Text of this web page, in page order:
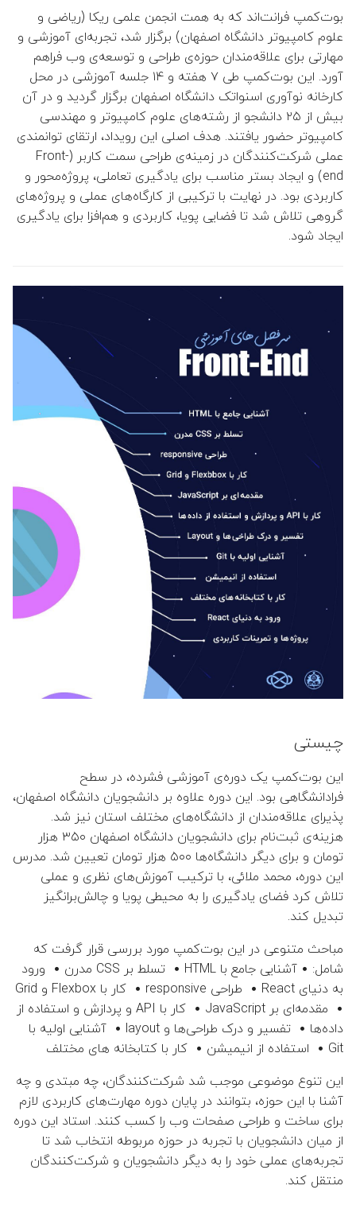
👤 فاطمه خسروی (معاون
👤 فرخنده السادات سجادی
(معاون پژوهشی و
تکمیلی)
👤 مجید فخار
👤 فهیمه طورانی فرانی
👤 هوشنگ طالبی حبیب
👤 حمیدرضا سلیمی مقدم
👤 ایرج کاظمی
👤 نصرا ایران پناه
👤 مجید اسدی
👤 محسن ملکی
👤 محمد محمدی
👤 مهدی توانگر
👤 ملیحه یوسف زاده
👤 علیرضا نصراصفهانی
👤 محمدرضا پوریای ولی
👤 سمیه اشرفی
👤 صغری نوبختیان
بوت‌کمپ فرانت‌اند که به همت انجمن علمی ریکا (ریاضی و
علوم کامپیوتر دانشگاه اصفهان) برگزار شد، تجربه‌ای آموزشی و
مهارتی برای علاقه‌مندان حوزه‌ی طراحی و توسعه‌ی وب فراهم
آورد. این بوت‌کمپ طی ۷ هفته و ۱۴ جلسه آموزشی در محل
کارخانه نوآوری اسنواتک دانشگاه اصفهان برگزار گردید و در آن
بیش از ۲۵ دانشجو از رشته‌های علوم کامپیوتر و مهندسی
کامپیوتر حضور یافتند. هدف اصلی این رویداد، ارتقای توانمندی
عملی شرکت‌کنندگان در زمینه‌ی طراحی سمت کاربر (Front-
end) و ایجاد بستر مناسب برای یادگیری تعاملی، پروژه‌محور و
کاربردی بود. در نهایت با ترکیبی از کارگاه‌های عملی و پروژه‌های
گروهی تلاش شد تا فضایی پویا، کاربردی و هم‌افزا برای یادگیری
ایجاد شود.
چیستی
این بوت‌کمپ یک دوره‌ی آموزشی فشرده، در سطح
فرادانشگاهی بود. این دوره علاوه بر دانشجویان دانشگاه اصفهان،
پذیرای علاقه‌مندان از دانشگاه‌های مختلف استان نیز شد.
هزینه‌ی ثبت‌نام برای دانشجویان دانشگاه اصفهان ۳۵۰ هزار
تومان و برای دیگر دانشگاه‌ها ۵۰۰ هزار تومان تعیین شد. مدرس
این دوره، محمد ملائی، با ترکیب آموزش‌های نظری و عملی
تلاش کرد فضای یادگیری را به محیطی پویا و چالش‌برانگیز
تبدیل کند.
مباحث متنوعی در این بوت‌کمپ مورد بررسی قرار گرفت که
شامل: • آشنایی جامع با HTML • تسلط بر CSS مدرن • ورود
به دنیای React • طراحی responsive • کار با Flexbox و Grid
• مقدمه‌ای بر JavaScript • کار با API و پردازش و استفاده از
داده‌ها • تفسیر و درک طراحی‌ها و layout • آشنایی اولیه با
Git • استفاده از انیمیشن • کار با کتابخانه های مختلف
این تنوع موضوعی موجب شد شرکت‌کنندگان، چه مبتدی و چه
آشنا با این حوزه، بتوانند در پایان دوره مهارت‌های کاربردی لازم
برای ساخت و طراحی صفحات وب را کسب کنند. استاد این دوره
از میان دانشجویان با تجربه در حوزه مربوطه انتخاب شد تا
تجربه‌های عملی خود را به دیگر دانشجویان و شرکت‌کنندگان
منتقل کند.